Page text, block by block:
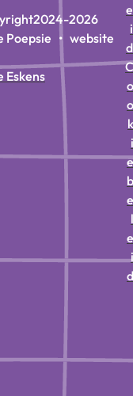
2024-2026
Poepsie • website
Eskens
e
i
d
C
o
o
k
i
e
b
e
l
e
i
d